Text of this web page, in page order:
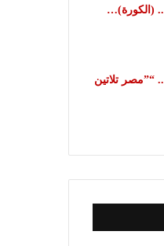
كلمة العدد 1478.. (الكورة)…
كلمة العدد 1477.. “”مصر تلاتين